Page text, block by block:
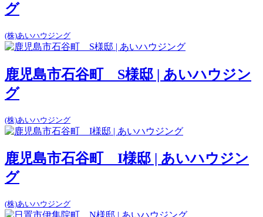
グ
(株)あいハウジング
鹿児島市石谷町 S様邸 | あいハウジン
グ
(株)あいハウジング
鹿児島市石谷町 I様邸 | あいハウジン
グ
(株)あいハウジング